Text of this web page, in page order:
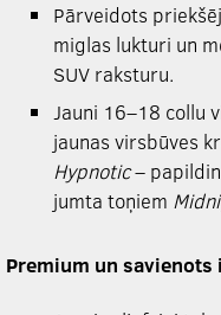
Pārveidots
miglas lukturi un
SUV raksturu.
Jauni 16–18 collu
jaunas virsbūves
Hypnotic–
jumta toņiem
Premium un